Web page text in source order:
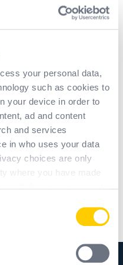
your personal data,
such as cookies to
your device in order to
ad and content
and services
in who uses your data
choices are only
where you have made
dotknou téměř všech
norma by měla být
Naším cílem je tedy
úpravě našich modelů
a co nejlépe